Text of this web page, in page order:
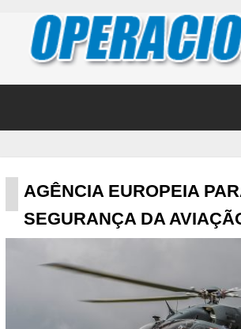
AGÊNCIA EUROPEIA
SEGURANÇA DA